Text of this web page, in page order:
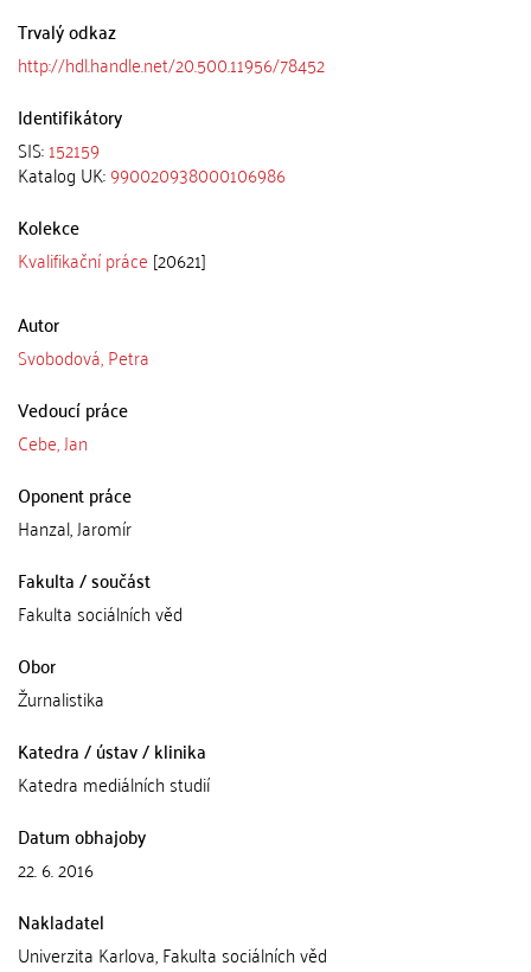
Trvalý odkaz
http://hdl.handle.net/20.500.11956/78452
Identifikátory
SIS:152159
Katalog UK:990020938000106986
Kolekce
Kvalifikační práce [20621]
Autor
Svobodová, Petra
Vedoucí práce
Cebe, Jan
Oponent práce
Hanzal, Jaromír
Fakulta / součást
Fakulta sociálních věd
Obor
Žurnalistika
Katedra / ústav / klinika
Katedra mediálních studií
Datum obhajoby
22. 6. 2016
Nakladatel
Univerzita Karlova, Fakulta sociálních věd